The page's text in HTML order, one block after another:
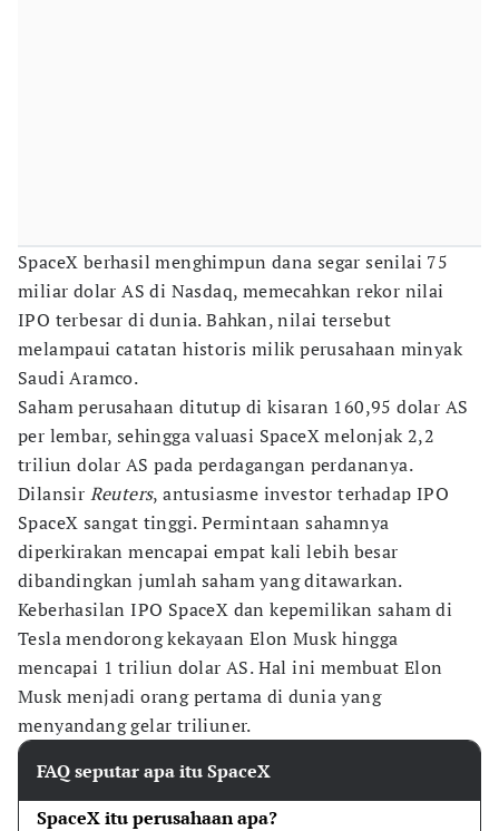
SpaceX berhasil menghimpun dana segar senilai 75
miliar dolar AS di Nasdaq, memecahkan rekor nilai
IPO terbesar di dunia. Bahkan, nilai tersebut
melampaui catatan historis milik perusahaan minyak
Saudi Aramco.
Saham perusahaan ditutup di kisaran 160,95 dolar AS
per lembar, sehingga valuasi SpaceX melonjak 2,2
triliun dolar AS pada perdagangan perdananya.
Dilansir Reuters, antusiasme investor terhadap IPO
SpaceX sangat tinggi. Permintaan sahamnya
diperkirakan mencapai empat kali lebih besar
dibandingkan jumlah saham yang ditawarkan.
Keberhasilan IPO SpaceX dan kepemilikan saham di
Tesla mendorong kekayaan Elon Musk hingga
mencapai 1 triliun dolar AS. Hal ini membuat Elon
Musk menjadi orang pertama di dunia yang
menyandang gelar triliuner.
FAQ seputar apa itu SpaceX
SpaceX itu perusahaan apa?